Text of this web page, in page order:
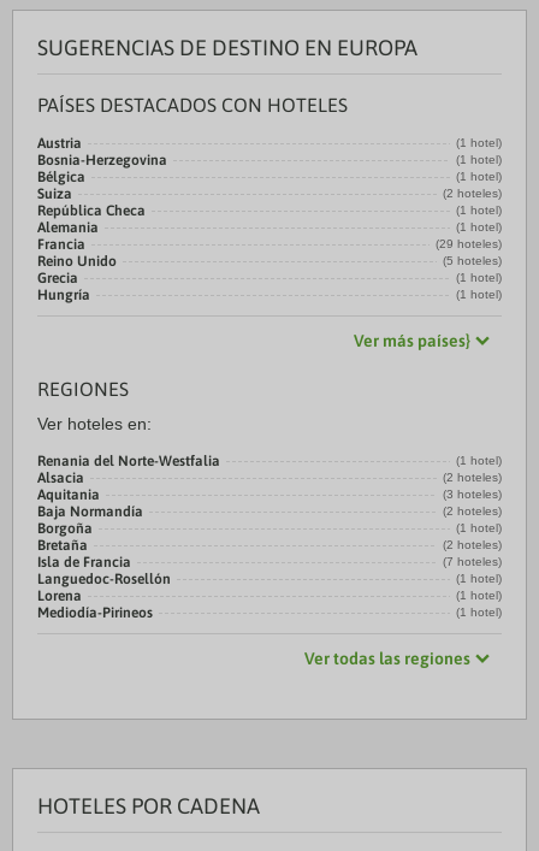
SUGERENCIAS DE DESTINO EN EUROPA
PAÍSES DESTACADOS CON HOTELES
Austria (1 hotel)
Bosnia-Herzegovina (1 hotel)
Bélgica (1 hotel)
Suiza (2 hoteles)
República Checa (1 hotel)
Alemania (1 hotel)
Francia (29 hoteles)
Reino Unido (5 hoteles)
Grecia (1 hotel)
Hungría (1 hotel)
Ver más países}
REGIONES
Ver hoteles en:
Renania del Norte-Westfalia (1 hotel)
Alsacia (2 hoteles)
Aquitania (3 hoteles)
Baja Normandía (2 hoteles)
Borgoña (1 hotel)
Bretaña (2 hoteles)
Isla de Francia (7 hoteles)
Languedoc-Rosellón (1 hotel)
Lorena (1 hotel)
Mediodía-Pirineos (1 hotel)
Ver todas las regiones
HOTELES POR CADENA